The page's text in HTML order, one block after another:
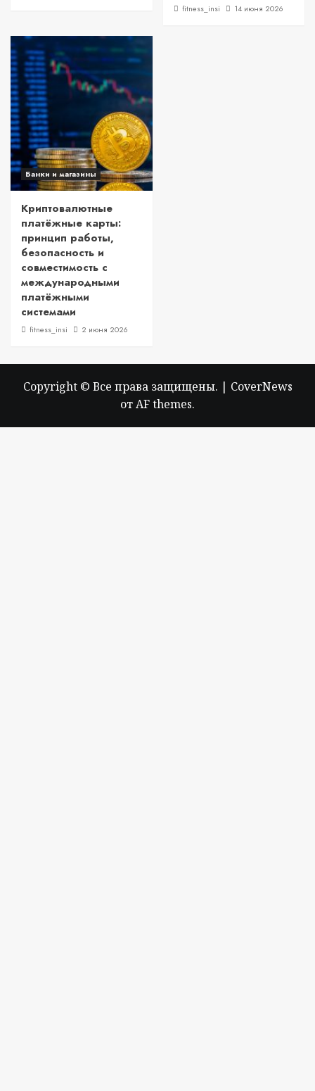
fitness_insi 14 июня 2026
Банки и магазины
Криптовалютные
платёжные карты:
принцип работы,
безопасность и
совместимость с
международными
платёжными
системами
fitness_insi 2 июня 2026
Copyright © Все права защищены. | CoverNews
от AF themes.